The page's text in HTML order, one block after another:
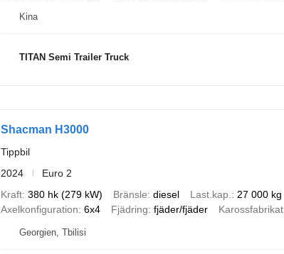
Kina
TITAN Semi Trailer Truck
Shacman H3000
Tippbil
2024
Euro 2
Kraft 380 hk (279 kW) Bränsle diesel Last.kap. 27 000 kg
Axelkonfiguration 6x4 Fjädring fjäder/fjäder Karossfabrikat
Georgien, Tbilisi